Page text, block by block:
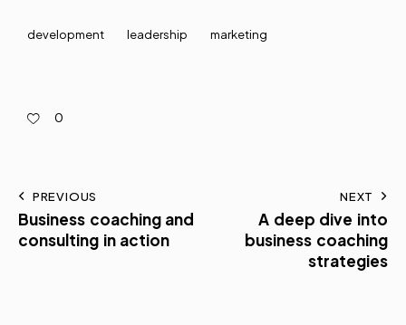
development leadership marketing
0
PREVIOUS
Business coaching and
consulting in action
NEXT
A deep dive into
business coaching
strategies